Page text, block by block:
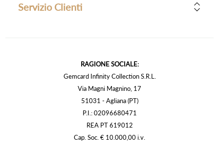
Servizio Clienti
RAGIONE SOCIALE:
Gemcard Infinity Collection S.R.L.
Via Magni Magnino, 17
51031 - Agliana (PT)
P.I.: 02096680471
REA PT 619012
Cap. Soc. € 10.000,00 i.v.